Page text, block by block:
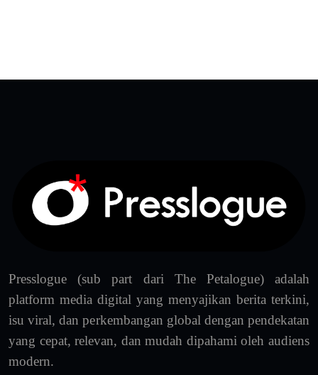
Presslogue (sub part dari The Petalogue) adalah
platform media digital yang menyajikan berita terkini,
isu viral, dan perkembangan global dengan pendekatan
yang cepat, relevan, dan mudah dipahami oleh audiens
modern.